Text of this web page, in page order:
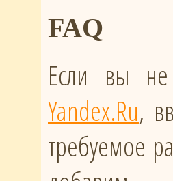
FAQ
Если вы не
Yandex.Ru,
требуемое